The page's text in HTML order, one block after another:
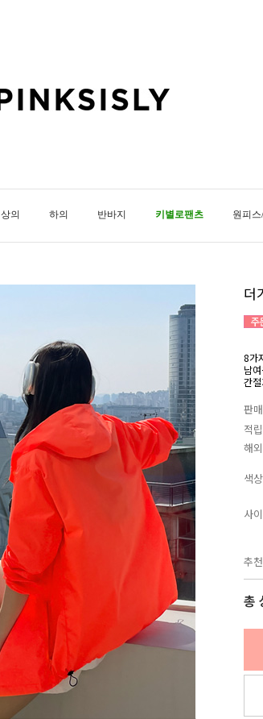
상의 하의 반바지 키별로팬츠 원피
더
8가
남
간
판
적
해
색상
사
추
총